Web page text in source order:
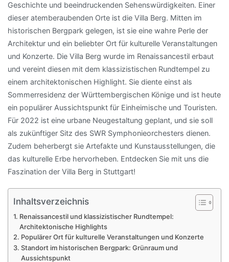
Geschichte und beeindruckenden Sehenswürdigkeiten. Einer
dieser atemberaubenden Orte ist die Villa Berg. Mitten im
historischen Bergpark gelegen, ist sie eine wahre Perle der
Architektur und ein beliebter Ort für kulturelle Veranstaltungen
und Konzerte. Die Villa Berg wurde im Renaissancestil erbaut
und vereint diesen mit dem klassizistischen Rundtempel zu
einem architektonischen Highlight. Sie diente einst als
Sommerresidenz der Württembergischen Könige und ist heute
ein populärer Aussichtspunkt für Einheimische und Touristen.
Für 2022 ist eine urbane Neugestaltung geplant, und sie soll
als zukünftiger Sitz des SWR Symphonieorchesters dienen.
Zudem beherbergt sie Artefakte und Kunstausstellungen, die
das kulturelle Erbe hervorheben. Entdecken Sie mit uns die
Faszination der Villa Berg in Stuttgart!
Inhaltsverzeichnis
Renaissancestil und klassizistischer Rundtempel:
Architektonische Highlights
Populärer Ort für kulturelle Veranstaltungen und Konzerte
Standort im historischen Bergpark: Grünraum und
Aussichtspunkt